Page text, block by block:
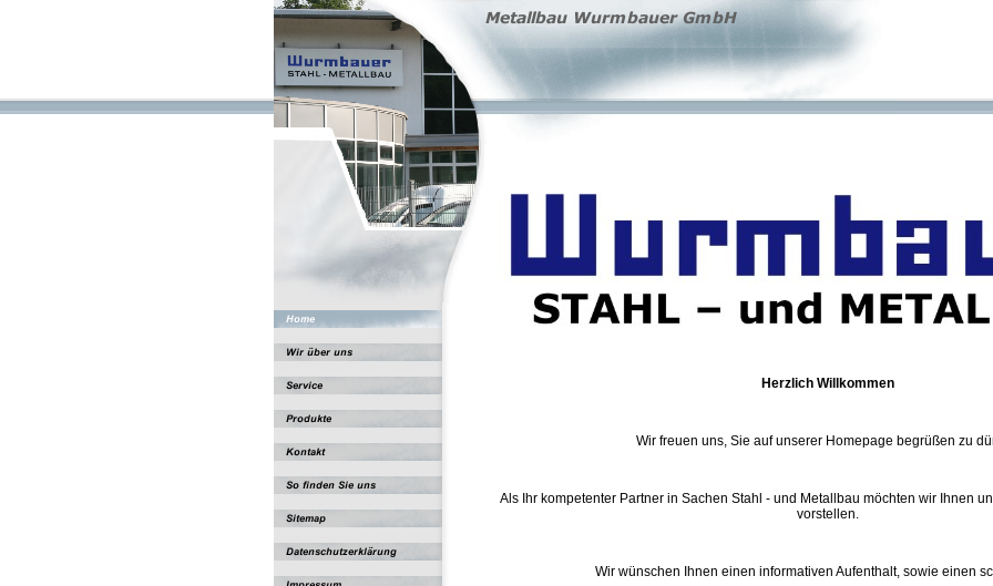
Herzlich Willkommen
Wir freuen uns, Sie auf unserer Homepage begrüßen zu
Als Ihr kompetenter Partner in Sachen Stahl - und Metallbau möchten wir Ihnen
vorstellen.
Wir wünschen Ihnen einen informativen Aufenthalt, sowie einen